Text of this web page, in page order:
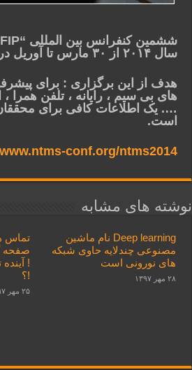
سال ۲۰۱۴ از ۳۰ مارس تا آوریل در دبی برگزار می شود.
هدف از این برگزاری : برای
…. یک اطلاعات کافی برای
است.
conf.org/ntms2014/
نوشته های مشابه
Deep learning نام ماشین
مصنوعی چندلایه حاوی شبکه
های نورونی است
۲۸ مهر ۱۳۹۷
تماس
صفحه
!
!؟
۲۵ مهر ۱۳۹۷